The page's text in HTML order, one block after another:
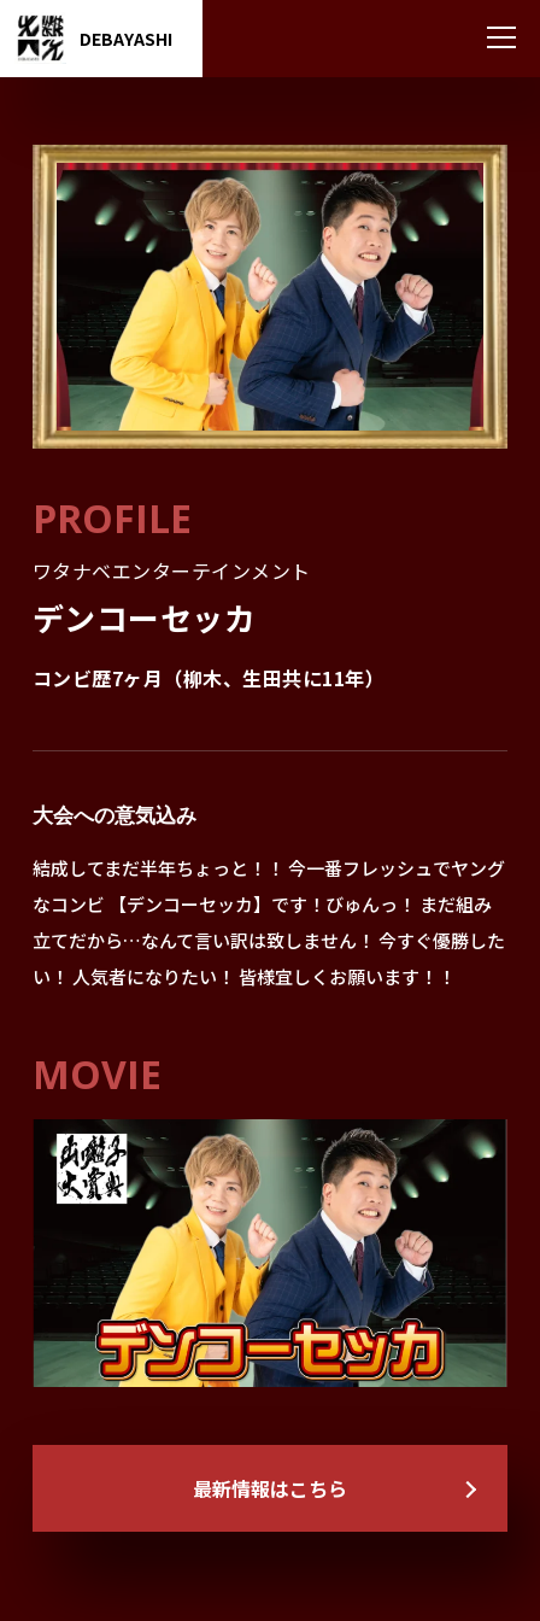
DEBAYASHI
PROFILE
ワタナベエンターテインメント
デンコーセッカ
コンビ歴7ヶ月（柳木、生田共に11年）
大会への意気込み
結成してまだ半年ちょっと！！ 今一番フレッシュでヤング
なコンビ 【デンコーセッカ】です！びゅんっ！ まだ組み
立てだから…なんて言い訳は致しません！ 今すぐ優勝した
い！ 人気者になりたい！ 皆様宜しくお願います！！
MOVIE
最新情報はこちら